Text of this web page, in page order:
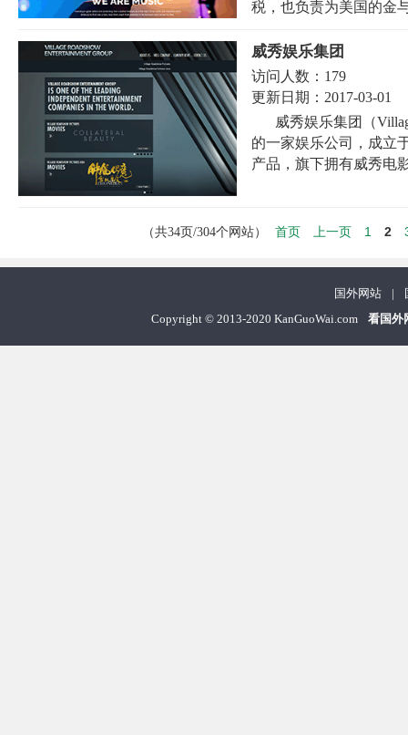
税，也负责为美国的金
威秀娱乐集团
访问人数： 179
更新日期： 2017-03-01
威秀娱乐集团（
的一家娱乐公司，成立
产品，旗下拥有威秀电
（共34页/304个网站） 首页 上一页 1 2
国外网站 |
Copyright© 2013-2020 KanGuoWai.com 看国外